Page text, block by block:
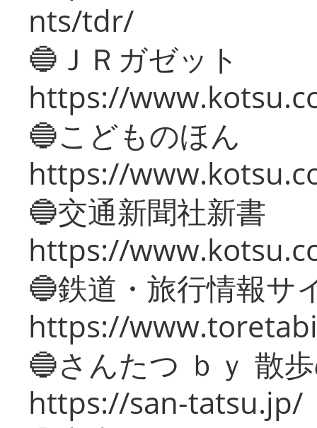
nts/tdr/
🔵ＪＲガゼット
https://
🔵こどものほん
https://
🔵交通新聞社新書
https://
🔵鉄道・旅行情報サ
https://
🔵さんたつ ｂｙ 散
https://san-tatsu.jp/